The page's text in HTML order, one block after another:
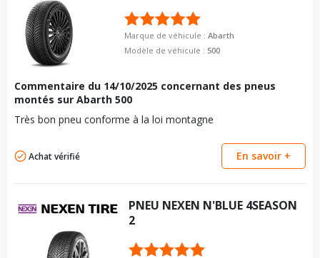
Force de rotation du
boulon
Pour la visserie, afin de garantir une parfaite compatibilité, nous
vous conseillons de contacter directement le constructeur.
Marque de véhicule :Abarth
Modèle de véhicule : 500
Commentaire du 14/10/2025 concernant des pneus
montés sur Abarth 500
Très bon pneu conforme à la loi montagne
Achat vérifié En savoir +
PNEU NEXEN N'BLUE 4SEASON
2